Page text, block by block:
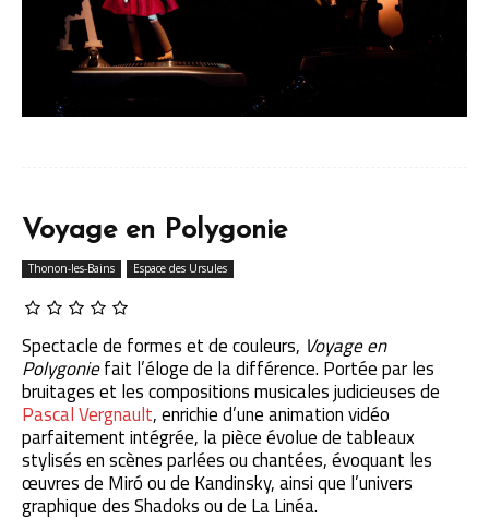
Voyage en Polygonie
Thonon-les-Bains Espace des Ursules
Spectacle de formes et de couleurs, Voyage en
Polygoniefait l’éloge de la différence. Portée par les
bruitages et les compositions musicales judicieuses de
Pascal Vergnault, enrichie d’une animation vidéo
parfaitement intégrée, la pièce évolue de tableaux
stylisés en scènes parlées ou chantées, évoquant les
œuvres de Miró ou de Kandinsky, ainsi que l’univers
graphique des Shadoks ou de La Linéa.